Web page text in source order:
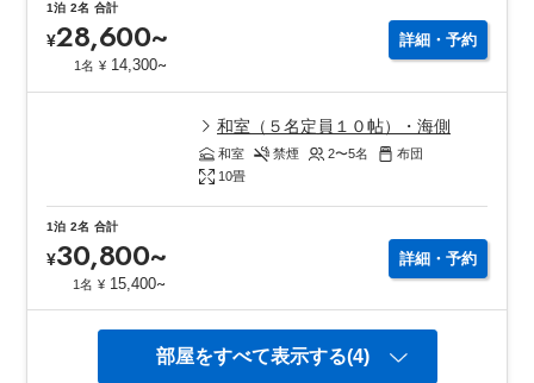
1泊 2名 合計
¥28,600~
1名 ¥ 14,300~
詳細・予約
和室（５名定員１０帖）・海側
和室 禁煙 2〜5名
布団
10畳
1泊 2名 合計
¥30,800~
1名 ¥ 15,400~
詳細・予約
部屋をすべて表示する(4)